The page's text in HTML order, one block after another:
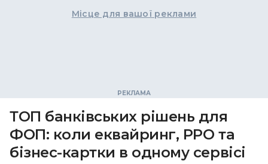
Місце для вашої реклами
ТОП банківських рішень для
ФОП: коли еквайринг, РРО та
бізнес-картки в одному сервісі